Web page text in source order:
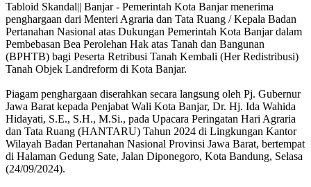
Tabloid Skandal|| Banjar - Pemerintah Kota Banjar menerima
penghargaan dari Menteri Agraria dan Tata Ruang / Kepala Badan
Pertanahan Nasional atas Dukungan Pemerintah Kota Banjar dalam
Pembebasan Bea Perolehan Hak atas Tanah dan Bangunan
(BPHTB) bagi Peserta Retribusi Tanah Kembali (Her Redistribusi)
Tanah Objek Landreform di Kota Banjar.
Piagam penghargaan diserahkan secara langsung oleh Pj. Gubernur
Jawa Barat kepada Penjabat Wali Kota Banjar, Dr. Hj. Ida Wahida
Hidayati, S.E., S.H., M.Si., pada Upacara Peringatan Hari Agraria
dan Tata Ruang (HANTARU) Tahun 2024 di Lingkungan Kantor
Wilayah Badan Pertanahan Nasional Provinsi Jawa Barat, bertempat
di Halaman Gedung Sate, Jalan Diponegoro, Kota Bandung, Selasa
(24/09/2024).